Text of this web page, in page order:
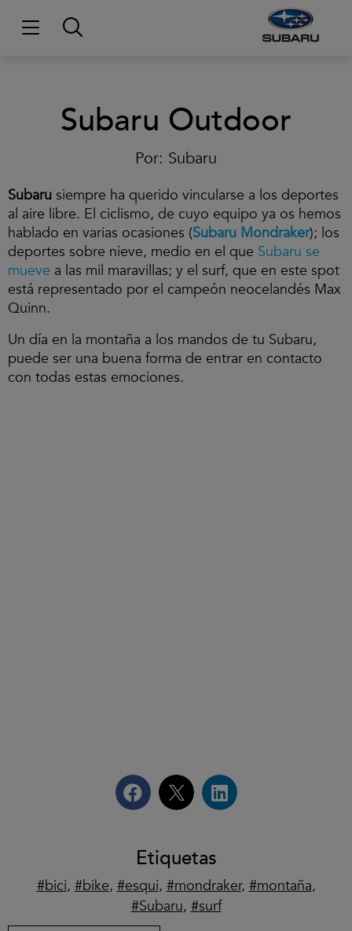
Subaru Outdoor
Por: Subaru
Subaru siempre ha querido vincularse a los deportes
al aire libre. El ciclismo, de cuyo equipo ya os hemos
hablado en varias ocasiones (Subaru Mondraker); los
deportes sobre nieve, medio en el que Subaru se
mueve a las mil maravillas; y el surf, que en este spot
está representado por el campeón neocelandés Max
Quinn.
Un día en la montaña a los mandos de tu Subaru,
puede ser una buena forma de entrar en contacto
con todas estas emociones.
Etiquetas
bici, bike, esqui, mondraker, montaña,
Subaru, surf